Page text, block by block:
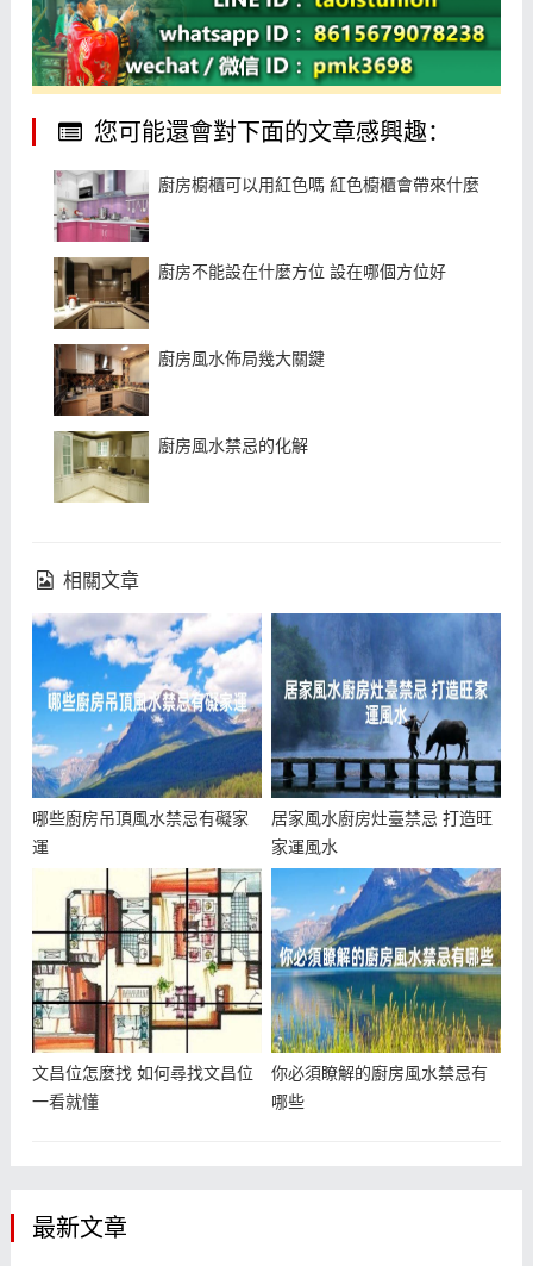
您可能還會對下面的文章感興趣：
廚房櫥櫃可以用紅色嗎 紅色櫥櫃會帶來什麼風水
廚房不能設在什麼方位 設在哪個方位好
廚房風水佈局幾大關鍵
廚房風水禁忌的化解
相關文章
哪些廚房吊頂風水禁忌有礙家
運
居家風水廚房灶臺禁忌 打造旺
家運風水
文昌位怎麼找 如何尋找文昌位
一看就懂
你必須瞭解的廚房風水禁忌有
哪些
最新文章